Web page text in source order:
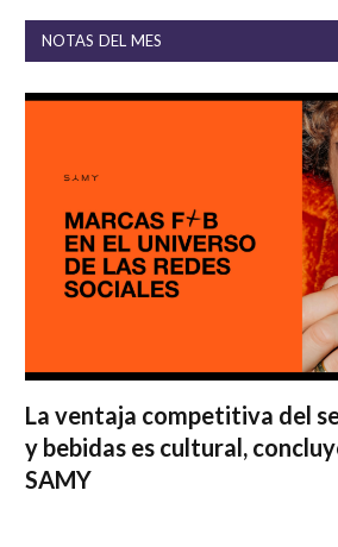
NOTAS DEL MES
La ventaja competitiva del
y bebidas es cultural,
SAMY